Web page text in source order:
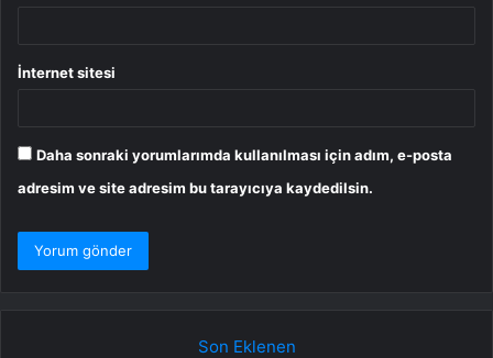
İnternet sitesi
Daha sonraki yorumlarımda kullanılması için adım, e-posta
adresim ve site adresim bu tarayıcıya kaydedilsin.
Son Eklenen